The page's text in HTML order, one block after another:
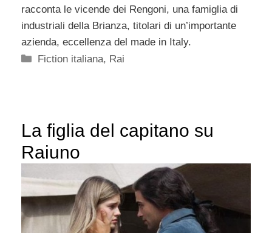
racconta le vicende dei Rengoni, una famiglia di
industriali della Brianza, titolari di un’importante
azienda, eccellenza del made in Italy.
Categorie
Fiction italiana, Rai
La figlia del capitano su
Raiuno